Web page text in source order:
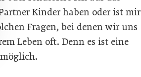
Kinder haben oder ist mir
Fragen, bei denen wir uns
Leben oft. Denn es ist eine